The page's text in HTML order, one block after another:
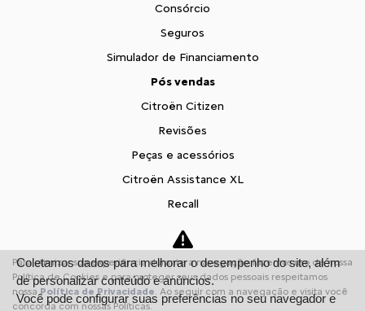
Consórcio
Seguros
Simulador de Financiamento
Pós vendas
Citroën Citizen
Revisões
Peças e acessórios
Citroën Assistance XL
Recall
Estoque
Estoque Novos
Seminovos
Fale conosco
Para otimizar sua experiência durante a navegação, fazemos uso de nossa
Política de Cookies e para proteger seus dados pessoais respeitamos
nossaPolítica de Privacidade. Ao seguir com a navegação e visita você
concorda com nossas Políticas.
Coletamos dados para melhorar o desempenho do site, além
de personalizar conteúdo e anúncios.
Você pode configurar suas preferências no seu navegador e